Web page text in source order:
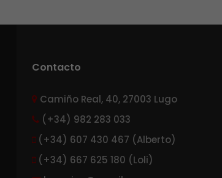
Contacto
Camiño Real, 40, 27003 Lugo
(+34) 982 283 033
(+34) 607 430 467 (Alberto)
(+34) 667 625 180 (Loli)